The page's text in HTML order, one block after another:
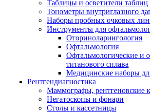
Таблицы и осветители таблиц
Тонометры внутриглазного
Наборы пробных очковых
Инструменты для
Оториноларингология
Офтальмология
Офтальмологические и
титанового сплава
Медицинские наборы
Рентгендиагностика
Маммографы, рентгеновские
Негатоскопы и фонари
Столы и кассетницы